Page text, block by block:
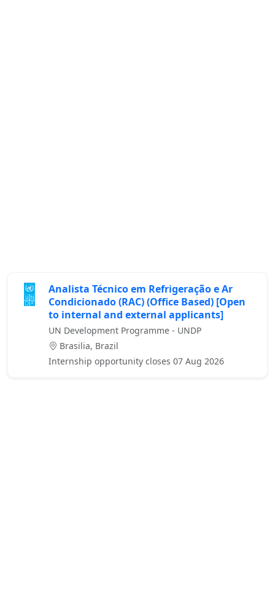
Analista Técnico em Refrigeração e Ar
Condicionado (RAC) (Office Based) [Open
to internal and external applicants]
UN Development Programme - UNDP
Brasilia, Brazil
Internship opportunity closes 07 Aug 2026